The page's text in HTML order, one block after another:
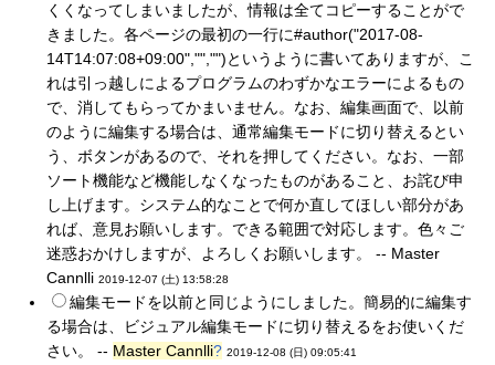
くくなってしまいましたが、情報は全てコピーすることがで
きました。各ページの最初の一行に#author("2017-08-
14T14:07:08+09:00","","")というように書いてありますが、こ
れは引っ越しによるプログラムのわずかなエラーによるもの
で、消してもらってかまいません。なお、編集画面で、以前
のように編集する場合は、通常編集モードに切り替えるとい
う、ボタンがあるので、それを押してください。なお、一部
ソート機能など機能しなくなったものがあること、お詫び申
し上げます。システム的なことで何か直してほしい部分があ
れば、意見お願いします。できる範囲で対応します。色々ご
迷惑おかけしますが、よろしくお願いします。 -- Master
Cannlli 2019-12-07 (土) 13:58:28
編集モードを以前と同じようにしました。簡易的に編集す
る場合は、ビジュアル編集モードに切り替えるをお使いくだ
さい。 -- Master Cannlli? 2019-12-08 (日) 09:05:41